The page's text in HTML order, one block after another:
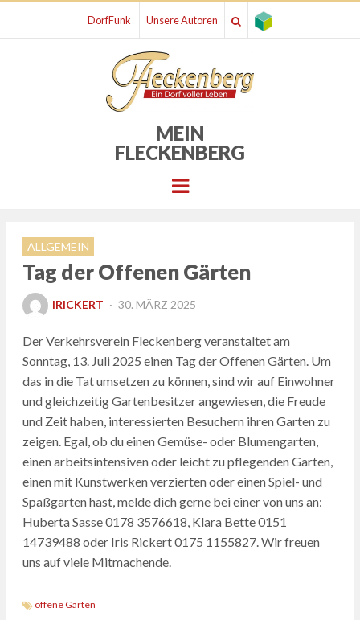
DorfFunk Unsere Autoren
MEIN
FLECKENBERG
Menu
ALLGEMEIN
Tag der Offenen Gärten
IRICKERT
POSTED
30. MÄRZ 2025
Der Verkehrsverein Fleckenberg veranstaltet am
Sonntag, 13. Juli 2025 einen Tag der Offenen Gärten. Um
das in die Tat umsetzen zu können, sind wir auf Einwohner
und gleichzeitig Gartenbesitzer angewiesen, die Freude
und Zeit haben, interessierten Besuchern ihren Garten zu
zeigen. Egal, ob du einen Gemüse- oder Blumengarten,
einen arbeitsintensiven oder leicht zu pflegenden Garten,
einen mit Kunstwerken verzierten oder einen Spiel- und
Spaßgarten hast, melde dich gerne bei einer von uns an:
Huberta Sasse 0178 3576618, Klara Bette 0151
14739488 oder Iris Rickert 0175 1155827. Wir freuen
uns auf viele Mitmachende.
offene Gärten